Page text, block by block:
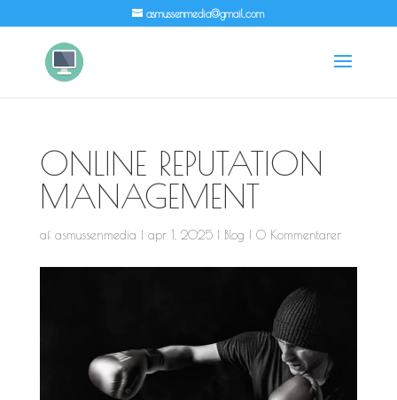
asmussenmedia@gmail.com
ONLINE REPUTATION
MANAGEMENT
af asmussenmedia apr 1, 2025| Blog 0 Kommentarer